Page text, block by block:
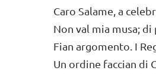
Caro Salame, a
Non val mia musa;
Fian argomento. I
Un ordine faccian di